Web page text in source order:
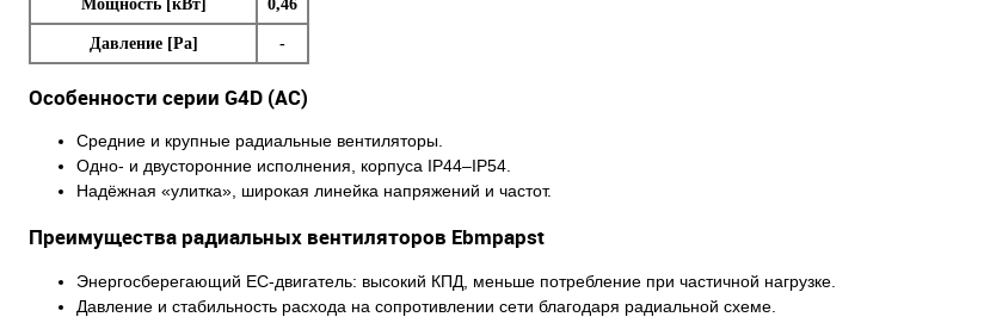
Мощность [кВт] 0,46
Давление [Pa] -
Особенности серии G4D (AC)
Средние и крупные радиальные вентиляторы.
Одно- и двусторонние исполнения, корпуса IP44–IP54.
Надёжная «улитка», широкая линейка напряжений и частот.
Преимущества радиальных вентиляторов Ebmpapst
Энергосберегающий EC-двигатель: высокий КПД, меньше потребление при частичной нагрузке.
Давление и стабильность расхода на сопротивлении сети благодаря радиальной схеме.